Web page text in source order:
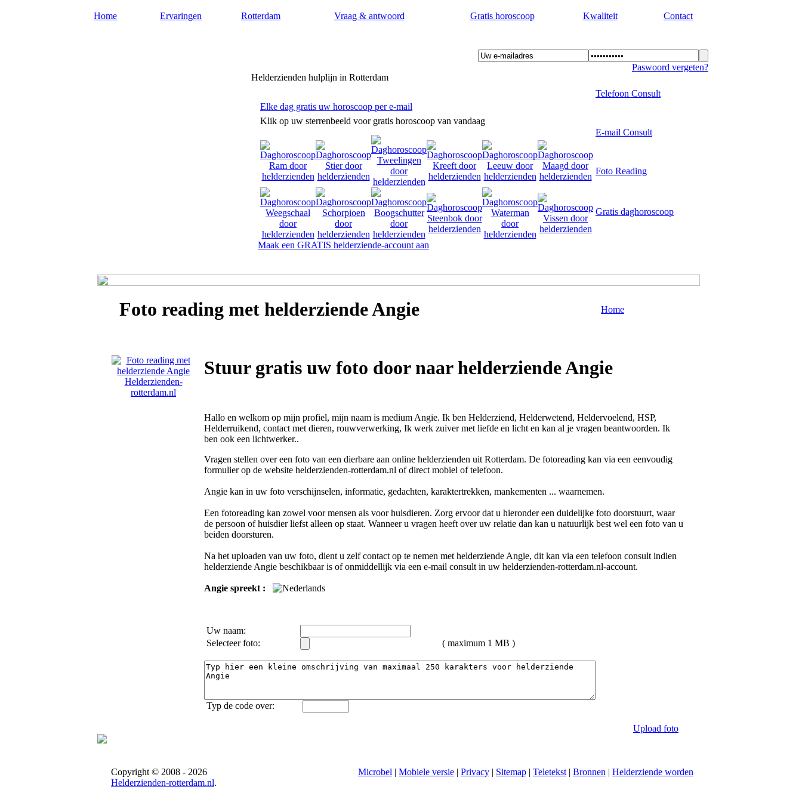
Home Ervaringen Rotterdam Vraag & antwoord Gratis horoscoop Kwaliteit Contact
Helderzienden hulplijn in Rotterdam
Paswoord vergeten?
Elke dag gratis uw horoscoop per e-mail
Klik op uw sterrenbeeld voor gratis horoscoop van vandaag
Maak een GRATIS helderziende-account aan
Telefoon Consult
E-mail Consult
Foto Reading
Gratis daghoroscoop
Foto reading met helderziendeAngie Home
Stuur gratis uw foto door naar helderziende Angie
Hallo en welkom op mijn profiel, mijn naam is medium Angie. Ik ben Helderziend, Helderwetend, Heldervoelend, HSP,
Helderruikend, contact met dieren, rouwverwerking, Ik werk zuiver met liefde en licht en kan al je vragen beantwoorden. Ik
ben ook een lichtwerker..
Vragen stellen over een foto van een dierbare aan online helderzienden uit Rotterdam. De fotoreading kan via een eenvoudig
formulier op de website helderzienden-rotterdam.nl of direct mobiel of telefoon.
Angie kan in uw foto verschijnselen, informatie, gedachten, karaktertrekken, mankementen ... waarnemen.
Een fotoreading kan zowel voor mensen als voor huisdieren. Zorg ervoor dat u hieronder een duidelijke foto doorstuurt, waar
de persoon of huisdier liefst alleen op staat. Wanneer u vragen heeft over uw relatie dan kan u natuurlijk best wel een foto van u
beiden doorsturen.
Na het uploaden van uw foto, dient u zelf contact op te nemen met helderziende Angie, dit kan via een telefoon consult indien
helderziende Angie beschikbaar is of onmiddellijk via een e-mail consult in uw helderzienden-rotterdam.nl-account.
Angie spreekt :
Uw naam:
Selecteer foto:
( maximum 1 MB )
Typ de code over:
Upload foto
Copyright © 2008 - 2026
Helderzienden-rotterdam.nl.
Microbel | Mobiele versie | Privacy | Sitemap | Teletekst | Bronnen | Helderziende worden